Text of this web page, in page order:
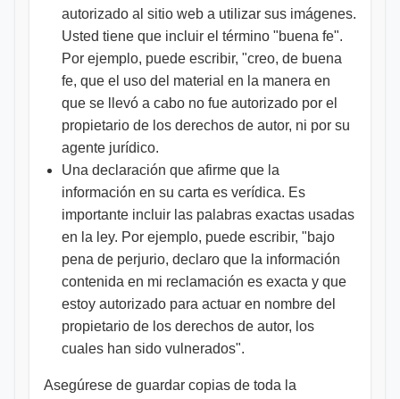
autorizado al sitio web a utilizar sus imágenes.
Usted tiene que incluir el término "buena fe".
Por ejemplo, puede escribir, "creo, de buena
fe, que el uso del material en la manera en
que se llevó a cabo no fue autorizado por el
propietario de los derechos de autor, ni por su
agente jurídico.
Una declaración que afirme que la
información en su carta es verídica. Es
importante incluir las palabras exactas usadas
en la ley. Por ejemplo, puede escribir, "bajo
pena de perjurio, declaro que la información
contenida en mi reclamación es exacta y que
estoy autorizado para actuar en nombre del
propietario de los derechos de autor, los
cuales han sido vulnerados".
Asegúrese de guardar copias de toda la